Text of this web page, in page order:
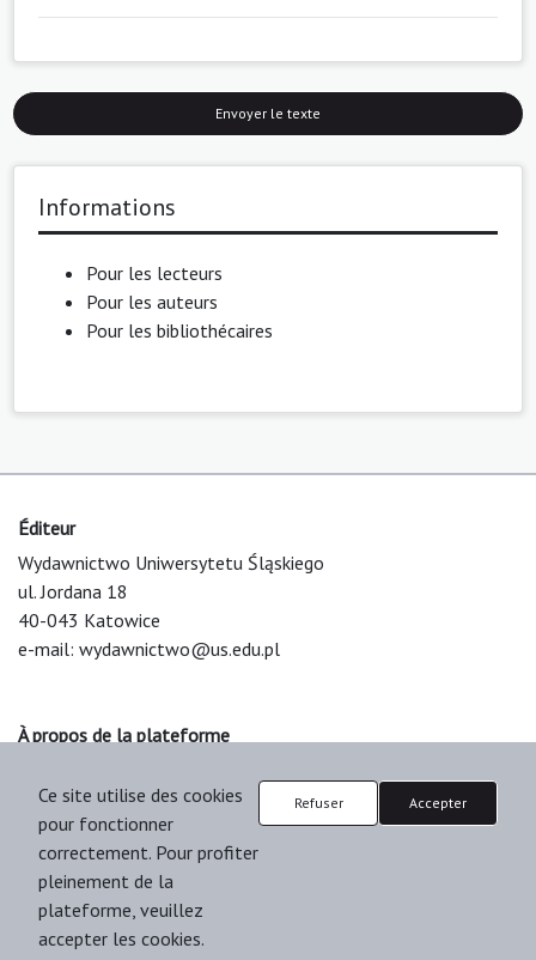
Envoyer le texte
Informations
Pour les lecteurs
Pour les auteurs
Pour les bibliothécaires
Éditeur
Wydawnictwo Uniwersytetu Śląskiego
ul. Jordana 18
40-043 Katowice
e-mail: wydawnictwo@us.edu.pl
À propos de la plateforme
Support & Customization by LIBCOM
Platform & Workflow by OJS/PKP
Ce site utilise des cookies
pour fonctionner
correctement. Pour profiter
pleinement de la
plateforme, veuillez
accepter les cookies.
Refuser Accepter